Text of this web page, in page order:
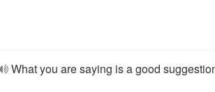
What you are saying is a good